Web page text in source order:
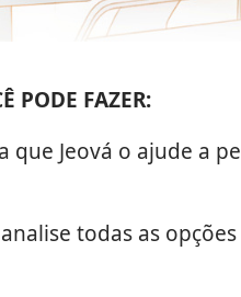
PODE FAZER:
que Jeová o ajude a
todas as